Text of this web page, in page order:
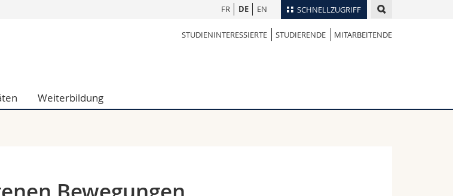
SCHNELLZUGRIFF
Mitarbeitende
Personenverzeichnis
Vorlesungsverzeichnis
FR DE EN
STUDIENINTERESSIERTE STUDIERENDE MITARBEITENDE
Weiterbildung